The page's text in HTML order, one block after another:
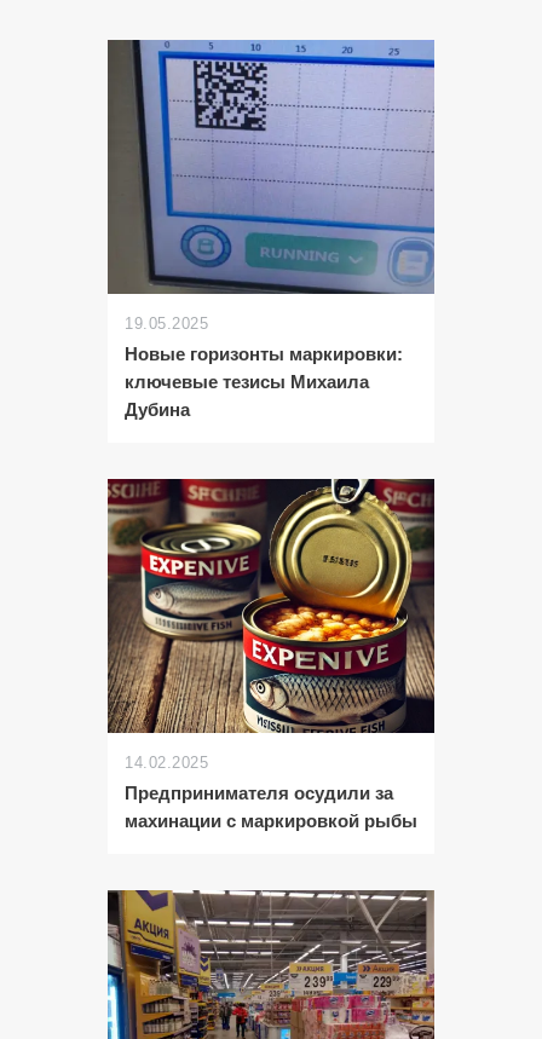
19.05.2025
Новые горизонты маркировки:
ключевые тезисы Михаила
Дубина
14.02.2025
Предпринимателя осудили за
махинации с маркировкой рыбы